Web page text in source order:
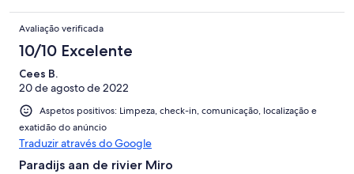
Avaliação verificada
10/10 Excelente
Cees B.
20 de agosto de 2022
Aspetos positivos: Limpeza, check-in, comunicação, localização e
exatidão do anúncio
Traduzir através do Google
Paradijs aan de rivier Miro